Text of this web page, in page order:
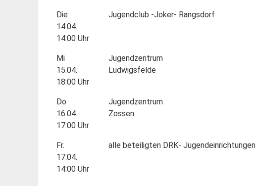
Die
14.04.
14:00 Uhr
Jugendclub -Joker- Rangsdorf
Mi
15.04.
18:00 Uhr
Jugendzentrum
Ludwigsfelde
Do
16.04.
17:00 Uhr
Jugendzentrum
Zossen
Fr.
17.04.
14:00 Uhr
alle beteiligten DRK- Jugendeinrichtungen